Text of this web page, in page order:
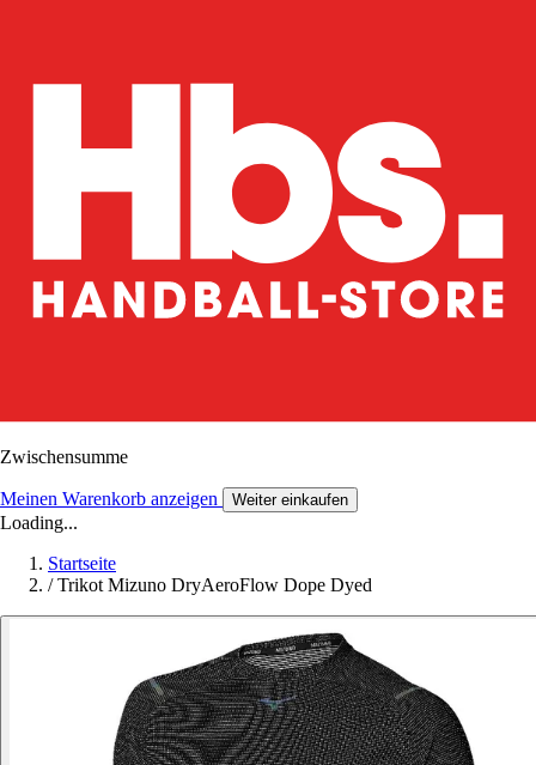
Zwischensumme
Meinen Warenkorb anzeigen Weiter einkaufen
Loading...
Startseite
/ Trikot Mizuno DryAeroFlow Dope Dyed